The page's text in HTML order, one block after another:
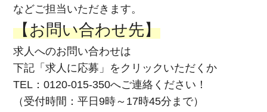
などご担当いただきます。
【お問い合わせ先】
求人へのお問い合わせは
下記「求人に応募」をクリックいただくか
TEL：0120-015-350へご連絡ください！
（受付時間：平日9時～17時45分まで）